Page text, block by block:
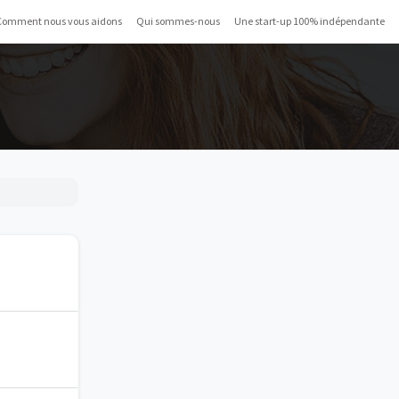
nous vous aidons Qui sommes-nous Une start-up 100% indépendante